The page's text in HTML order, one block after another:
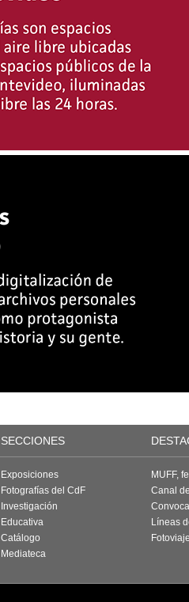
SECCIONES
Exposiciones
Fotografías del CdF
Investigación
Educativa
Catálogo
Mediateca
MUFF,
Canal
Líneas